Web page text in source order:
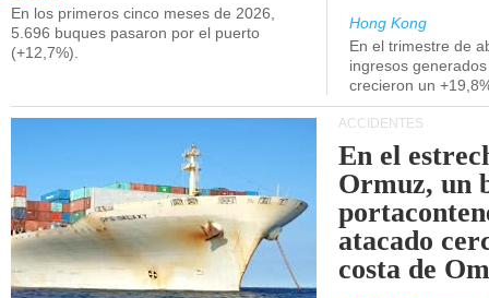
En los primeros cinco meses de 2026,
5.696 buques pasaron por el puerto
(+12,7%).
Hong Kong
En el trimestre de
ingresos
crecieron un
ACCIDENTES
En el
Ormuz, un
atacado
costa de